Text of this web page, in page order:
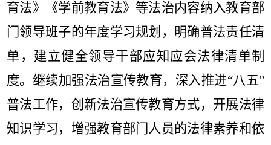
育法》《学前教育法》等法治内容纳入教育部
门领导班子的年度学习规划，明确普法责任清
单，建立健全领导干部应知应会法律清单制
度。继续加强法治宣传教育，深入推进“八五”
普法工作，创新法治宣传教育方式，开展法律
知识学习，增强教育部门人员的法律素养和依